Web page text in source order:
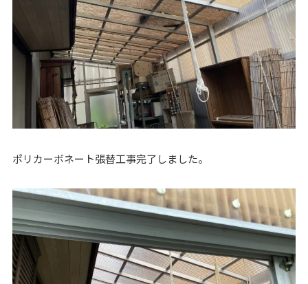
ポリカーボネート張替工事完了しました。